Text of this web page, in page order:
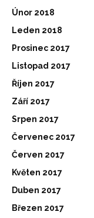
Únor 2018
Leden 2018
Prosinec 2017
Listopad 2017
Říjen 2017
Září 2017
Srpen 2017
Červenec 2017
Červen 2017
Květen 2017
Duben 2017
Březen 2017